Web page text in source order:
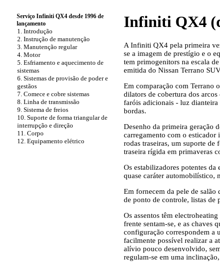
Serviço Infiniti QX4 desde 1996 de
lançamento
1. Introdução
2. Instrução de manutenção
3. Manutenção regular
4. Motor
5. Esfriamento e aquecimento de
sistemas
6. Sistemas de provisão de poder e
gestãos
7. Comece e cobre sistemas
8. Linha de transmissão
9. Sistema de freios
10. Suporte de forma triangular de
interrupção e direção
11. Corpo
12. Equipamento elétrico
Infiniti QX4
A Infiniti QX4 pela primeira
se a imagem de prestígio e o
tem primogenitors na escala
emitida do Nissan Terrano
Em comparação com Terrano
dilators de cobertura dos
faróis adicionais - luz dianteira
bordas.
Desenho da primeira geração
carregamento com o esticador
rodas traseiras, um suporte
traseira rígida em primaveras
Os estabilizadores potentes
quase caráter automobilístico,
Em fornecem da pele de salão
de ponto de controle, listas de
Os assentos têm
frente sentam-se, e as chaves
configuração correspondem a
facilmente possível realizar a
alívio pouco desenvolvido,
regulam-se em uma